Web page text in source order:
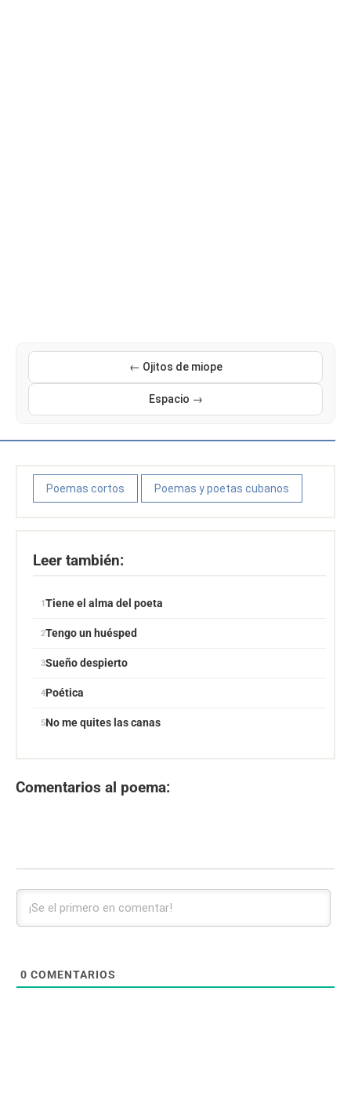
← Ojitos de miope
Espacio →
Poemas cortos Poemas y poetas cubanos
Leer también:
Tiene el alma del poeta
Tengo un huésped
Sueño despierto
Poética
No me quites las canas
Comentarios al poema:
0 COMENTARIOS